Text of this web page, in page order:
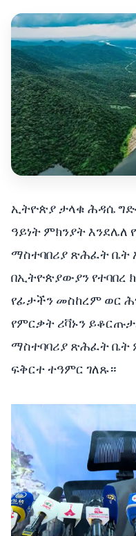
ኢትዮጵያ ታላቁ ሕዳሴ
ዓይነት ምክንያት እንደሌለ
ማስተባበሪያ ጽሕፈት ቤት
በኢትዮጵያውያን የተባበረ
የፊታችን መስከረም ወር
የምርቃት ሪቫኑን
ማስተባባሪያ ጽሕፈት ቤት
ፍቅርተ ተዓምር ገለጹ።